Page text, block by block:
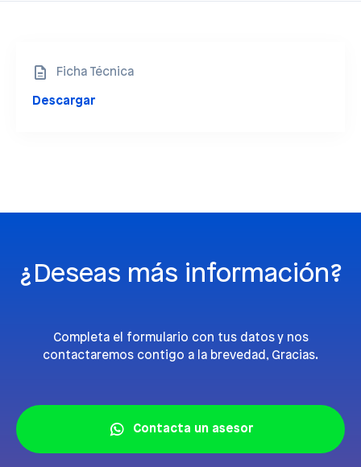
Ficha Técnica
Descargar
¿Deseas más información?
Completa el formulario con tus datos y nos
contactaremos contigo a la brevedad, Gracias.
Contacta un asesor